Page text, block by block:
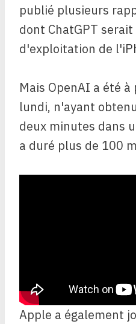
publié plusieurs
dont ChatGPT
d'exploitation de
Mais OpenAI a été
lundi, n'ayant
deux minutes dans
a duré plus de 100
Apple a également